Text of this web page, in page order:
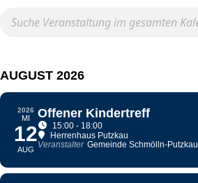
AUGUST 2026
2026
MI
12
AUG
Offener Kindertreff
15:00 - 18:00
Herrenhaus Putzkau
Veranstalter Gemeinde Schmölln-Putzkau